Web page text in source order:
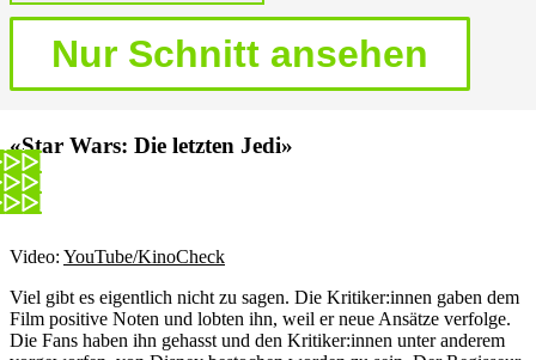
«Star Wars: Die letzten Jedi»
Video: YouTube/KinoCheck
Viel gibt es eigentlich nicht zu sagen. Die Kritiker:innen gaben dem
Film positive Noten und lobten ihn, weil er neue Ansätze verfolge.
Die Fans haben ihn gehasst und den Kritiker:innen unter anderem